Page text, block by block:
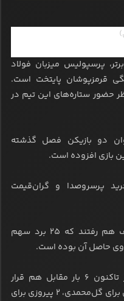
پرسپولیس میزبان فولاد
قرمزپوشان پایتخت است.
حضور ستاره‌های این تیم در
دو بازیکن فصل گذشته
بازی افزوده است.
پرسروصدا و گران‌قیمت
این دو تیم تاکنون ۴۸ بار به مصاف هم رفتند که ۲۵ برد سهم
یحیی گل‌محمدی و جواد نکونام نیز تاکنون ۶ بار مقابل هم قرار
گرفتند. ماحصل این تقابل‌ها ۳ پیروزی برای گل‌محمدی، ۲ پیروزی برای